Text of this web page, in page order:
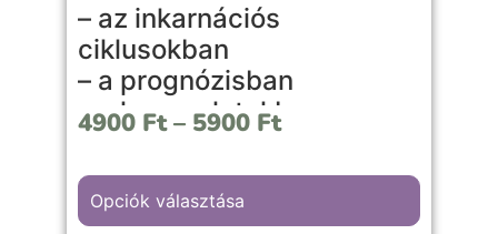
– az inkarnációs
ciklusokban
– a prognózisban
– a kapcsolatokban
– a mindennapi életben
Ez a könyv közérthetően, mégis
szakmai mélységgel mutatja be a
4900 Ft – 5900 Ft
Opciók választása